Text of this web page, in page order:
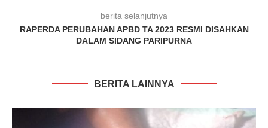
berita selanjutnya
RAPERDA PERUBAHAN APBD TA 2023 RESMI DISAHKAN
DALAM SIDANG PARIPURNA
BERITA LAINNYA